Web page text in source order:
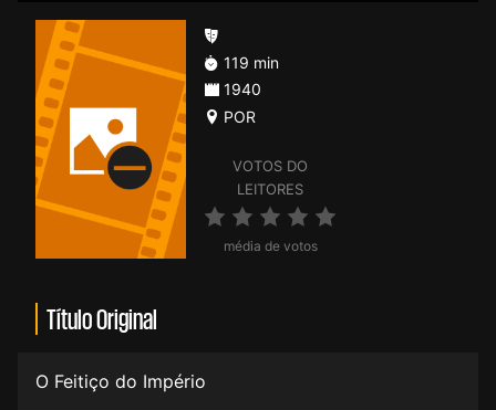
VOTOS DO
LEITORES
média de votos
119 min
1940
POR
Título Original
O Feitiço do Império